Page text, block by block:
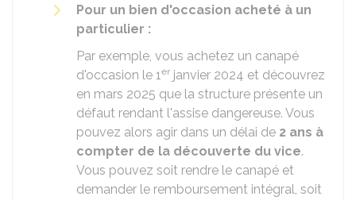
Pour un bien d'occasion acheté à un
particulier :
Par exemple, vous achetez un canapé
d'occasion le 1er janvier 2024 et découvrez
en mars 2025 que la structure présente un
défaut rendant l'assise dangereuse. Vous
pouvez alors agir dans un délai de 2 ans à
compter de la découverte du vice.
Vous pouvez soit rendre le canapé et
demander le remboursement intégral, soit